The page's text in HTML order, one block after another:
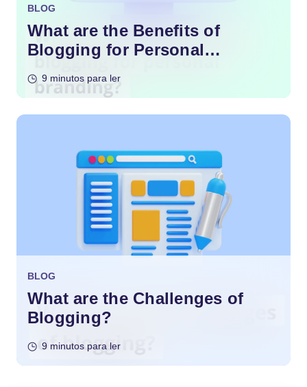
BLOG
What are the Benefits of
Blogging for Personal
9 minutos para ler
BLOG
What are the Challenges of
Blogging?
9 minutos para ler